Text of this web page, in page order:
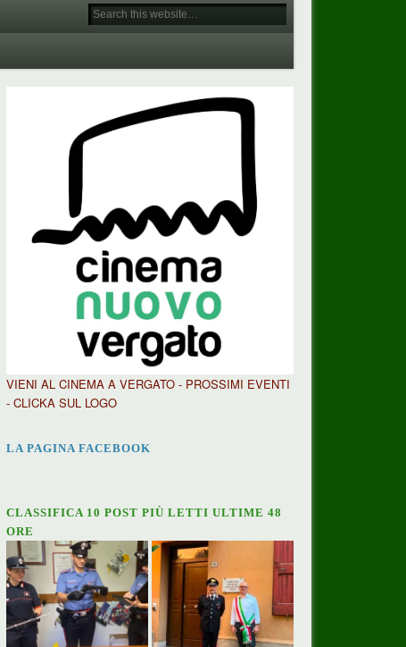
VIENI AL CINEMA A VERGATO - PROSSIMI EVENTI
- CLICKA SUL LOGO
LA PAGINA FACEBOOK
CLASSIFICA 10 POST PIÙ LETTI ULTIME 48
ORE